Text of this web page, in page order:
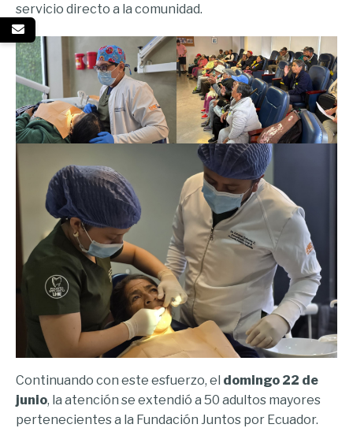
servicio directo a la comunidad.
Continuando con este esfuerzo, el domingo 22 de
junio, la atención se extendió a 50 adultos mayores
pertenecientes a la Fundación Juntos por Ecuador.